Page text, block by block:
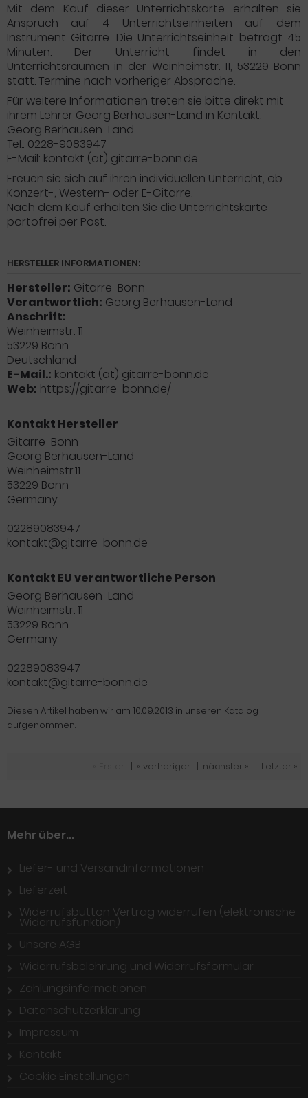
Mit dem Kauf dieser Unterrichtskarte erhalten sie
Anspruch auf 4 Unterrichtseinheiten auf dem
Instrument Gitarre. Die Unterrichtseinheit beträgt 45
Minuten. Der Unterricht findet in den
Unterrichtsräumen in der Weinheimstr. 11, 53229 Bonn
statt. Termine nach vorheriger Absprache.
Für weitere Informationen treten sie bitte direkt mit
ihrem Lehrer Georg Berhausen-Land in Kontakt:
Georg Berhausen-Land
Tel.: 0228-9083947
E-Mail: kontakt (at) gitarre-bonn.de
Freuen sie sich auf ihren individuellen Unterricht, ob
Konzert-, Western- oder E-Gitarre.
Nach dem Kauf erhalten Sie die Unterrichtskarte
portofrei per Post.
HERSTELLER INFORMATIONEN:
Hersteller: Gitarre-Bonn
Verantwortlich: Georg Berhausen-Land
Anschrift:
Weinheimstr. 11
53229 Bonn
Deutschland
E-Mail.: kontakt (at) gitarre-bonn.de
Web: https://gitarre-bonn.de/
Kontakt Hersteller
Gitarre-Bonn
Georg Berhausen-Land
Weinheimstr.11
53229 Bonn
Germany
02289083947
kontakt@gitarre-bonn.de
Kontakt EU verantwortliche Person
Georg Berhausen-Land
Weinheimstr. 11
53229 Bonn
Germany
02289083947
kontakt@gitarre-bonn.de
Diesen Artikel haben wir am 10.09.2013 in unseren Katalog
aufgenommen.
| « vorheriger | nächster » | Letzter »
Mehr über...
Liefer- und Versandinformationen
Lieferzeit
Widerrufsbutton Vertrag widerrufen (elektronische
Widerrufsfunktion)
Unsere AGB
Widerrufsbelehrung und Widerrufsformular
Zahlungsinformationen
Datenschutzerklärung
Impressum
Kontakt
Cookie Einstellungen